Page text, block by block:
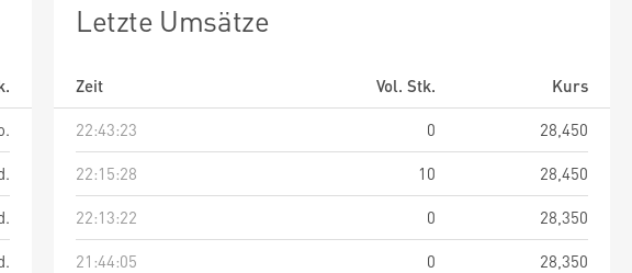
Letzte Umsätze
Zeit Vol. Stk.
Kurs
22:43:23
0
28,450
22:15:28
10
28,450
22:13:22
0
28,350
21:44:05
0
28,350